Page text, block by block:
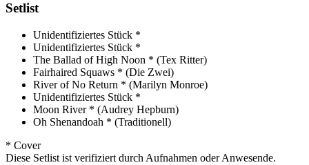
Setlist
Unidentifiziertes Stück *
Unidentifiziertes Stück *
The Ballad of High Noon * (Tex Ritter)
Fairhaired Squaws * (Die Zwei)
River of No Return * (Marilyn Monroe)
Unidentifiziertes Stück *
Moon River * (Audrey Hepburn)
Oh Shenandoah * (Traditionell)
* Cover
Diese Setlist ist verifiziert durch Aufnahmen oder Anwesende.